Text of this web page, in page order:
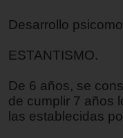
Desarrollo
ESTANTISMO.
De 6 años, se
de cumplir 7 años
las establecidas